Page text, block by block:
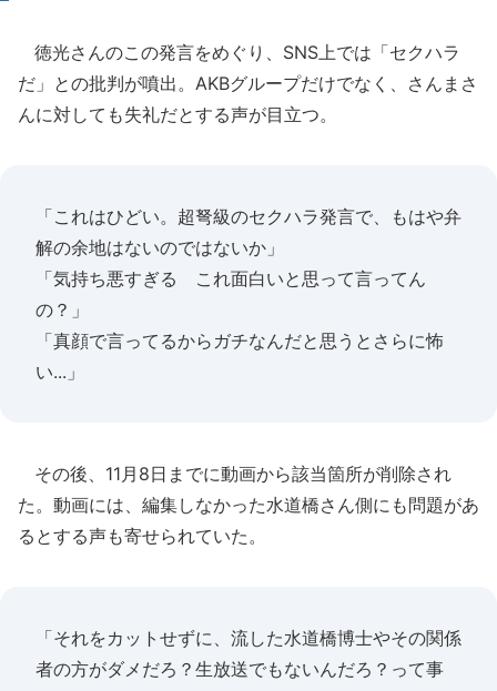
徳光さんのこの発言をめぐり、SNS上では「セクハラ
だ」との批判が噴出。AKBグループだけでなく、さんまさ
んに対しても失礼だとする声が目立つ。
「これはひどい。超弩級のセクハラ発言で、もはや弁
解の余地はないのではないか」
「気持ち悪すぎる これ面白いと思って言ってん
の？」
「真顔で言ってるからガチなんだと思うとさらに怖
い...」
その後、11月8日までに動画から該当箇所が削除され
た。動画には、編集しなかった水道橋さん側にも問題があ
るとする声も寄せられていた。
「それをカットせずに、流した水道橋博士やその関係
者の方がダメだろ？生放送でもないんだろ？って事